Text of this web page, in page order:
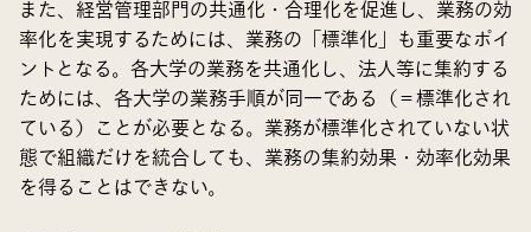
また、経営管理部門の共通化・合理化を促進し、業務の効
率化を実現するためには、業務の「標準化」も重要なポイ
ントとなる。各大学の業務を共通化し、法人等に集約する
ためには、各大学の業務手順が同一である（＝標準化され
ている）ことが必要となる。業務が標準化されていない状
態で組織だけを統合しても、業務の集約効果・効率化効果
を得ることはできない。